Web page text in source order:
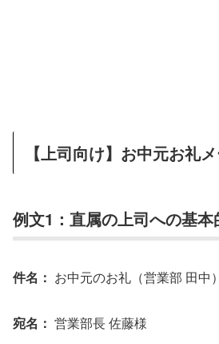
【上司向け】お中元お礼
例文1：直属の上司への基本
件名： お中元のお礼（営業部 田中）
宛名： 営業部長 佐藤様